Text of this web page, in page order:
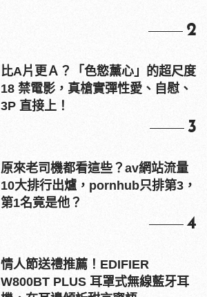
2
比A片更Ａ？「色慾薰心」的超尺度
18 禁電影，真槍實彈性愛、自慰、
3P 直接上！
3
原來老司機都看這些？av網站流量
10大排行出爐，pornhub只排第3，
第1名竟是他？
4
情人節送禮推薦！EDIFIER
W800BT PLUS 耳罩式無線藍牙耳